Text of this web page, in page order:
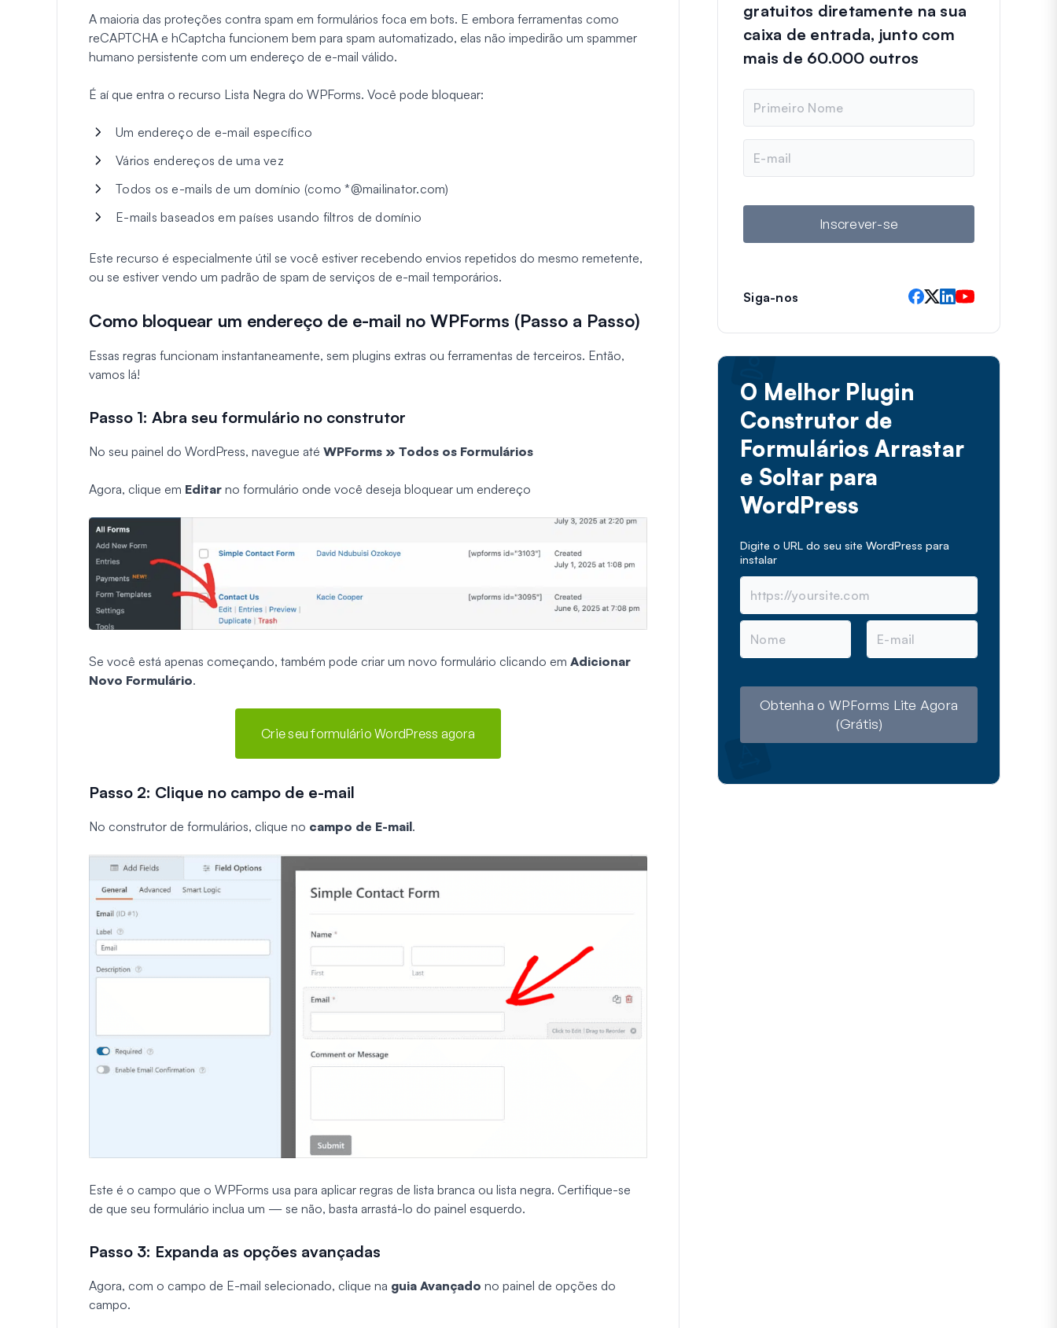
A maioria das proteções contra spam em formulários foca em bots. E embora ferramentas como
reCAPTCHA e hCaptcha funcionem bem para spam automatizado, elas não impedirão um spammer
humano persistente com um endereço de e-mail válido.
É aí que entra o recurso Lista Negra do WPForms. Você pode bloquear:
Um endereço de e-mail específico
Vários endereços de uma vez
Todos os e-mails de um domínio (como *@mailinator.com)
E-mails baseados em países usando filtros de domínio
Este recurso é especialmente útil se você estiver recebendo envios repetidos do mesmo remetente,
ou se estiver vendo um padrão de spam de serviços de e-mail temporários.
Como bloquear um endereço de e-mail no WPForms (Passo a Passo)
Essas regras funcionam instantaneamente, sem plugins extras ou ferramentas de terceiros. Então,
vamos lá!
Passo 1: Abra seu formulário no construtor
No seu painel do WordPress, navegue até WPForms » Todos os Formulários
Agora, clique em Editar no formulário onde você deseja bloquear um endereço
Se você está apenas começando, também pode criar um novo formulário clicando em Adicionar
Novo Formulário.
Crie seu formulário WordPress agora
Passo 2: Clique no campo de e-mail
No construtor de formulários, clique no campo de E-mail.
Este é o campo que o WPForms usa para aplicar regras de lista branca ou lista negra. Certifique-se
de que seu formulário inclua um — se não, basta arrastá-lo do painel esquerdo.
Passo 3: Expanda as opções avançadas
Agora, com o campo de E-mail selecionado, clique na guia Avançado no painel de opções do
campo.
gratuitos diretamente na sua
caixa de entrada, junto com
mais de 60.000 outros
m
e
m
i
Inscrever-se
Siga-nos
O Melhor Plugin
Construtor de
Formulários Arrastar
e Soltar para
WordPress
Digite o URL do seu site WordPress para
instalar
N
m
E
m
Obtenha o WPForms Lite Agora
(Grátis)